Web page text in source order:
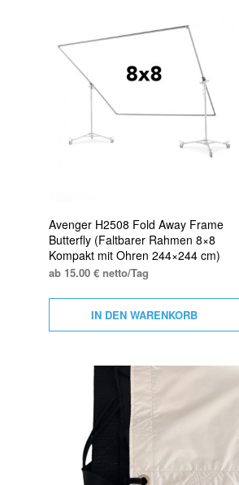
Avenger H2508 Fold Away Frame
Butterfly (Faltbarer Rahmen 8×8
Kompakt mit Ohren 244×244 cm)
ab 15.00 € netto/Tag
IN DEN WARENKORB